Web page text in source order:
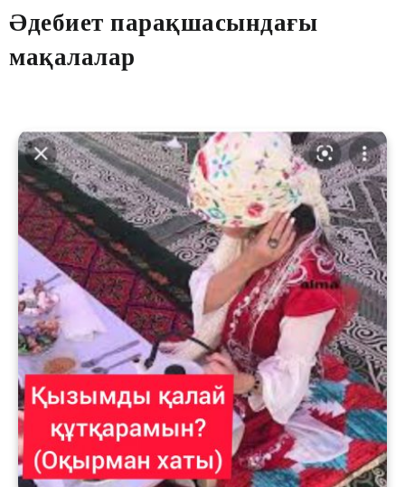
Әдебиет парақшасындағы
мақалалар